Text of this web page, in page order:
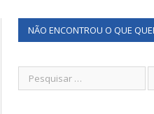
NÃO ENCONTROU O QUE